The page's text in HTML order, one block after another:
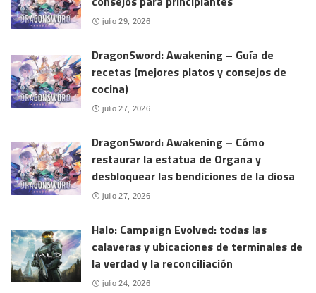
julio 29, 2026
DragonSword: Awakening – Guía de
recetas (mejores platos y consejos de
cocina)
julio 27, 2026
DragonSword: Awakening – Cómo
restaurar la estatua de Organa y
desbloquear las bendiciones de la diosa
julio 27, 2026
Halo: Campaign Evolved: todas las
calaveras y ubicaciones de terminales de
la verdad y la reconciliación
julio 24, 2026